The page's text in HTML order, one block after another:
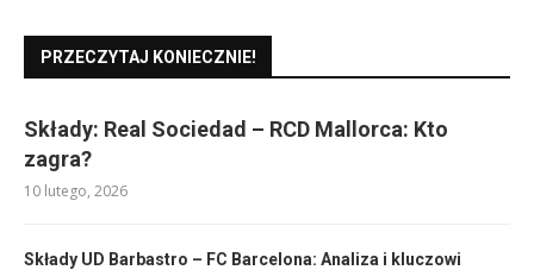
PRZECZYTAJ KONIECZNIE!
Składy: Real Sociedad – RCD Mallorca: Kto
zagra?
10 lutego, 2026
Składy UD Barbastro – FC Barcelona: Analiza i kluczowi